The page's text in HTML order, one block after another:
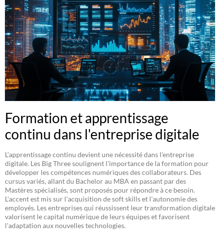
Formation et apprentissage
continu dans l'entreprise digitale
L'apprentissage continu devient une nécessité dans l'entreprise
digitale. Les Big Three soulignent l'importance de la formation pour
développer les compétences numériques des collaborateurs. Des
cursus variés, allant du Bachelor au MBA en passant par des
Mastères spécialisés, sont proposés pour répondre à ce besoin.
L'accent est mis sur l'acquisition de soft skills et l'autonomie des
employés. Les entreprises qui réussissent leur transformation digitale
valorisent le capital numérique de leurs équipes et favorisent
l'adaptation aux nouvelles technologies.